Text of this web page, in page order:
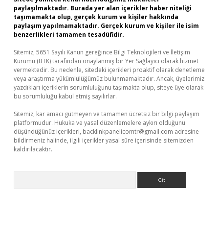
paylaşılmaktadır. Burada yer alan içerikler haber niteliği
taşımamakta olup, gerçek kurum ve kişiler hakkında
paylaşım yapılmamaktadır. Gerçek kurum ve kişiler ile isim
benzerlikleri tamamen tesadüfidir.
Sitemiz, 5651 Sayılı Kanun gereğince Bilgi Teknolojileri ve İletişim
Kurumu (BTK) tarafından onaylanmış bir Yer Sağlayıcı olarak hizmet
vermektedir. Bu nedenle, sitedeki içerikleri proaktif olarak denetleme
veya araştırma yükümlülüğümüz bulunmamaktadır. Ancak, üyelerimiz
yazdıkları içeriklerin sorumluluğunu taşımakta olup, siteye üye olarak
bu sorumluluğu kabul etmiş sayılırlar.
Sitemiz, kar amacı gütmeyen ve tamamen ücretsiz bir bilgi paylaşım
platformudur. Hukuka ve yasal düzenlemelere aykırı olduğunu
düşündüğünüz içerikleri, backlinkpanelicomtr@gmail.com adresine
bildirmeniz halinde, ilgili içerikler yasal süre içerisinde sitemizden
kaldırılacaktır.